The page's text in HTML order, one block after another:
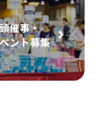
催事・
ント募集